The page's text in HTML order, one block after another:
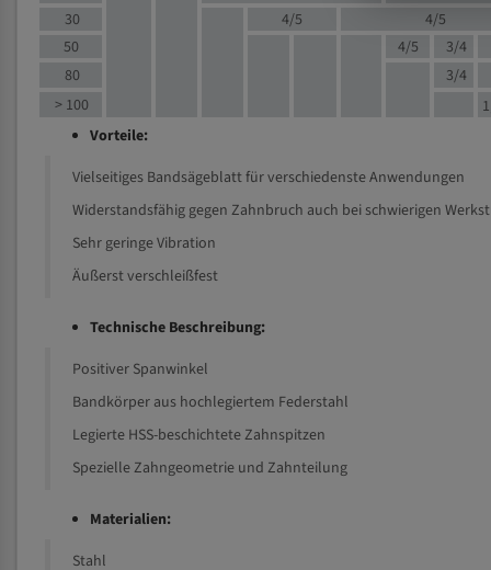
30
4/5 4/5
50
4/5 3/4
80
3/4
> 100
Vorteile:
Vielseitiges Bandsägeblatt für verschiedenste Anwendungen
Widerstandsfähig gegen Zahnbruch auch bei schwierigen
Sehr geringe Vibration
Äußerst verschleißfest
Technische Beschreibung:
Positiver Spanwinkel
Bandkörper aus hochlegiertem Federstahl
Legierte HSS-beschichtete Zahnspitzen
Spezielle Zahngeometrie und Zahnteilung
Materialien:
Stahl